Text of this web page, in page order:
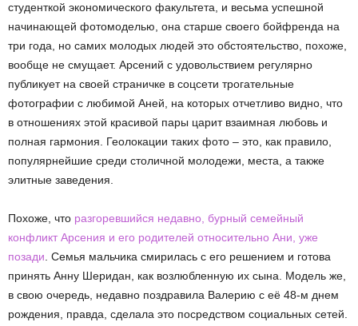
студенткой экономического факультета, и весьма успешной
начинающей фотомоделью, она старше своего бойфренда на
три года, но самих молодых людей это обстоятельство, похоже,
вообще не смущает. Арсений с удовольствием регулярно
публикует на своей страничке в соцсети трогательные
фотографии с любимой Аней, на которых отчетливо видно, что
в отношениях этой красивой пары царит взаимная любовь и
полная гармония. Геолокации таких фото – это, как правило,
популярнейшие среди столичной молодежи, места, а также
элитные заведения.
Похоже, что разгоревшийся недавно, бурный семейный
конфликт Арсения и его родителей относительно Ани, уже
позади . Семья мальчика смирилась с его решением и готова
принять Анну Шеридан, как возлюбленную их сына. Модель же,
в свою очередь, недавно поздравила Валерию с её 48-м днем
рождения, правда, сделала это посредством социальных сетей.